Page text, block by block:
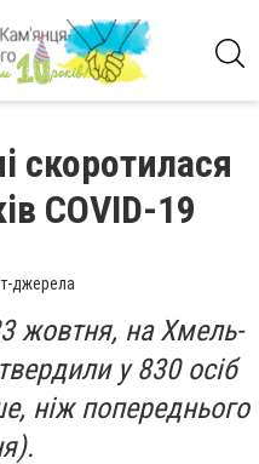
скоротилася
COVID-19
джерела
жов­тня, на Хмель­
у 830 осіб
ніж по­пе­реднього